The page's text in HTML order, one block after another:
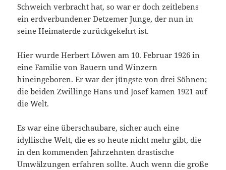
Schweich verbracht hat, so war er doch zeitlebens
ein erdverbundener Detzemer Junge, der nun in
seine Heimaterde zurückgekehrt ist.
Hier wurde Herbert Löwen am 10. Februar 1926 in
eine Familie von Bauern und Winzern
hineingeboren. Er war der jüngste von drei Söhnen;
die beiden Zwillinge Hans und Josef kamen 1921 auf
die Welt.
Es war eine überschaubare, sicher auch eine
idyllische Welt, die es so heute nicht mehr gibt, die
in den kommenden Jahrzehnten drastische
Umwälzungen erfahren sollte. Auch wenn die große